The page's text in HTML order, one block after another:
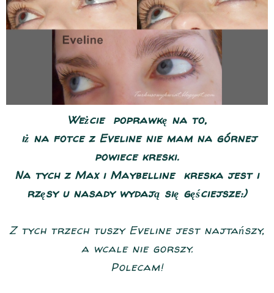
Weżcie poprawkę na to,
iż na fotce z Eveline nie mam na górnej
powiece kreski.
Na tych z Max i Maybelline kreska jest i
rzęsy u nasady wydają się gęściejsze:)
Z tych trzech tuszy Eveline jest najtańszy,
a wcale nie gorszy.
Polecam!